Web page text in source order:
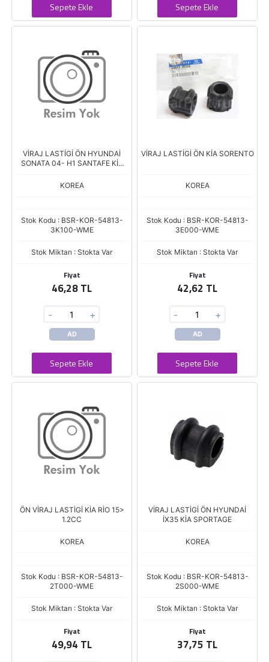
Sepete Ekle Sepete Ekle
VİRAJ LASTİGİ ÖN HYUNDAİ
SONATA 04- H1 SANTAFE KİA
KOREA
Stok Kodu : BSR-KOR-54813-
3K100-WME
Stok Miktarı : Stokta Var
Fiyat
46,28 TL
- +
AD
Sepete Ekle
VİRAJ LASTİGİ ÖN KİA SORENTO
KOREA
Stok Kodu : BSR-KOR-54813-
3E000-WME
Stok Miktarı : Stokta Var
Fiyat
42,62 TL
- +
AD
Sepete Ekle
ÖN VİRAJ LASTİGİ KİA RİO 15>
1.2CC
KOREA
Stok Kodu : BSR-KOR-54813-
2T000-WME
Stok Miktarı : Stokta Var
Fiyat
49,94 TL
VİRAJ LASTİGİ ÖN HYUNDAİ
İX35 KİA SPORTAGE
KOREA
Stok Kodu : BSR-KOR-54813-
2S000-WME
Stok Miktarı : Stokta Var
Fiyat
37,75 TL